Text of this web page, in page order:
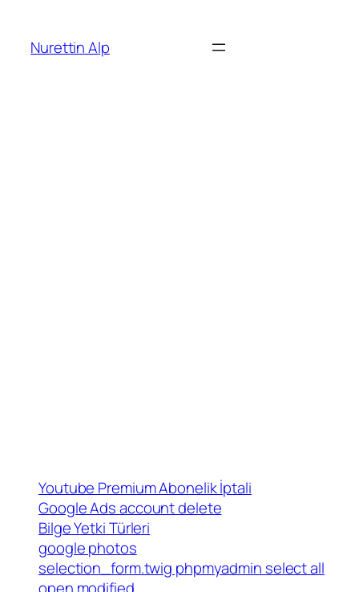
Nurettin Alp
Youtube Premium Abonelik İptali
Google Ads account delete
Bilge Yetki Türleri
google photos
selection_form.twig phpmyadmin select all
open modified